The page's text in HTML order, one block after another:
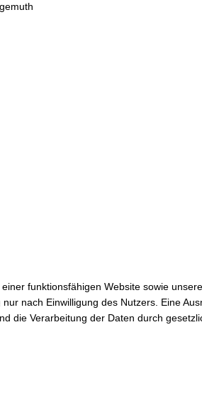
funktionsfähigen Website sowie
nach Einwilligung des Nutzers. Eine
die Verarbeitung der Daten durch